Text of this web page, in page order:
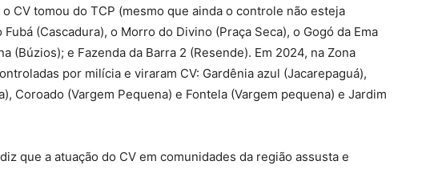
CV tomou do TCP (mesmo que ainda o controle não esteja
(Cascadura), o Morro do Divino (Praça Seca), o Gogó da Ema
(Búzios); e Fazenda da Barra 2 (Resende). Em 2024, na Zona
por milícia e viraram CV: Gardênia azul (Jacarepaguá),
Coroado (Vargem Pequena) e Fontela (Vargem pequena) e Jardim
que a atuação do CV em comunidades da região assusta e